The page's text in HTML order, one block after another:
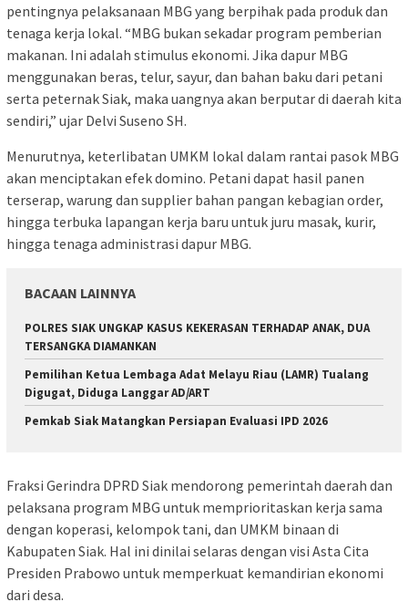
pentingnya pelaksanaan MBG yang berpihak pada produk dan
tenaga kerja lokal. “MBG bukan sekadar program pemberian
makanan. Ini adalah stimulus ekonomi. Jika dapur MBG
menggunakan beras, telur, sayur, dan bahan baku dari petani
serta peternak Siak, maka uangnya akan berputar di daerah kita
sendiri,” ujar Delvi Suseno SH.
Menurutnya, keterlibatan UMKM lokal dalam rantai pasok MBG
akan menciptakan efek domino. Petani dapat hasil panen
terserap, warung dan supplier bahan pangan kebagian order,
hingga terbuka lapangan kerja baru untuk juru masak, kurir,
hingga tenaga administrasi dapur MBG.
BACAAN LAINNYA
POLRES SIAK UNGKAP KASUS KEKERASAN TERHADAP ANAK, DUA
TERSANGKA DIAMANKAN
Pemilihan Ketua Lembaga Adat Melayu Riau (LAMR) Tualang
Digugat, Diduga Langgar AD/ART
Pemkab Siak Matangkan Persiapan Evaluasi IPD 2026
Fraksi Gerindra DPRD Siak mendorong pemerintah daerah dan
pelaksana program MBG untuk memprioritaskan kerja sama
dengan koperasi, kelompok tani, dan UMKM binaan di
Kabupaten Siak. Hal ini dinilai selaras dengan visi Asta Cita
Presiden Prabowo untuk memperkuat kemandirian ekonomi
dari desa.